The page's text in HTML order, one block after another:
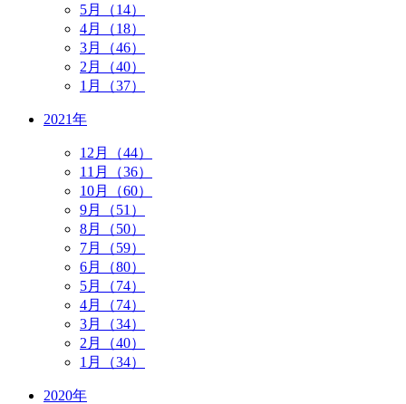
5月（14）
4月（18）
3月（46）
2月（40）
1月（37）
2021年
12月（44）
11月（36）
10月（60）
9月（51）
8月（50）
7月（59）
6月（80）
5月（74）
4月（74）
3月（34）
2月（40）
1月（34）
2020年